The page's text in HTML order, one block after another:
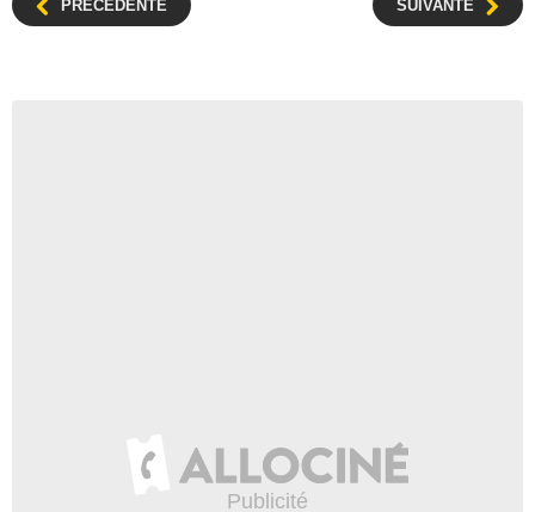
PRÉCÉDENTE SUIVANTE